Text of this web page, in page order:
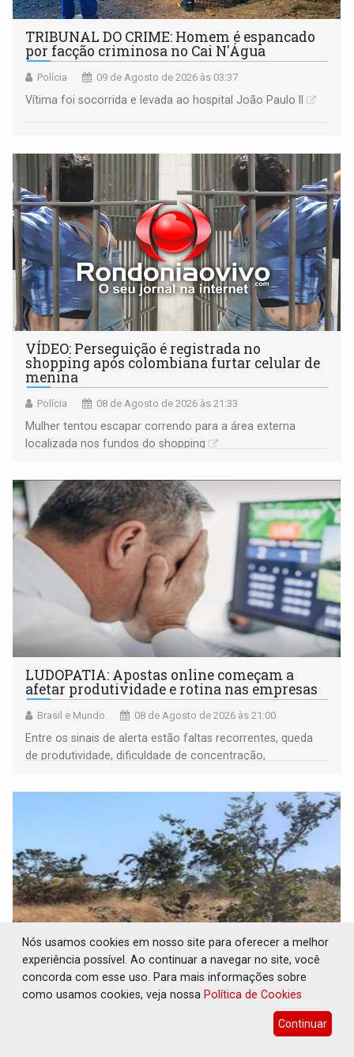
TRIBUNAL DO CRIME: Homem é espancado
por facção criminosa no Cai N'Água
Polícia 09 de Agosto de 2026 às 03:37
Vítima foi socorrida e levada ao hospital João Paulo II
VÍDEO: Perseguição é registrada no
shopping após colombiana furtar celular de
menina
Polícia 08 de Agosto de 2026 às 21:33
Mulher tentou escapar correndo para a área externa
localizada nos fundos do shopping
LUDOPATIA: Apostas online começam a
afetar produtividade e rotina nas empresas
Brasil e Mundo 08 de Agosto de 2026 às 21:00
Entre os sinais de alerta estão faltas recorrentes, queda
de produtividade, dificuldade de concentração,
REFLORESTAMENTO: Plantar árvores não
será mais suficiente para comprovar área
Nós usamos cookies em nosso site para oferecer a melhor
experiência possível. Ao continuar a navegar no site, você
concorda com esse uso. Para mais informações sobre
como usamos cookies, veja nossa Política de Cookies
Continuar